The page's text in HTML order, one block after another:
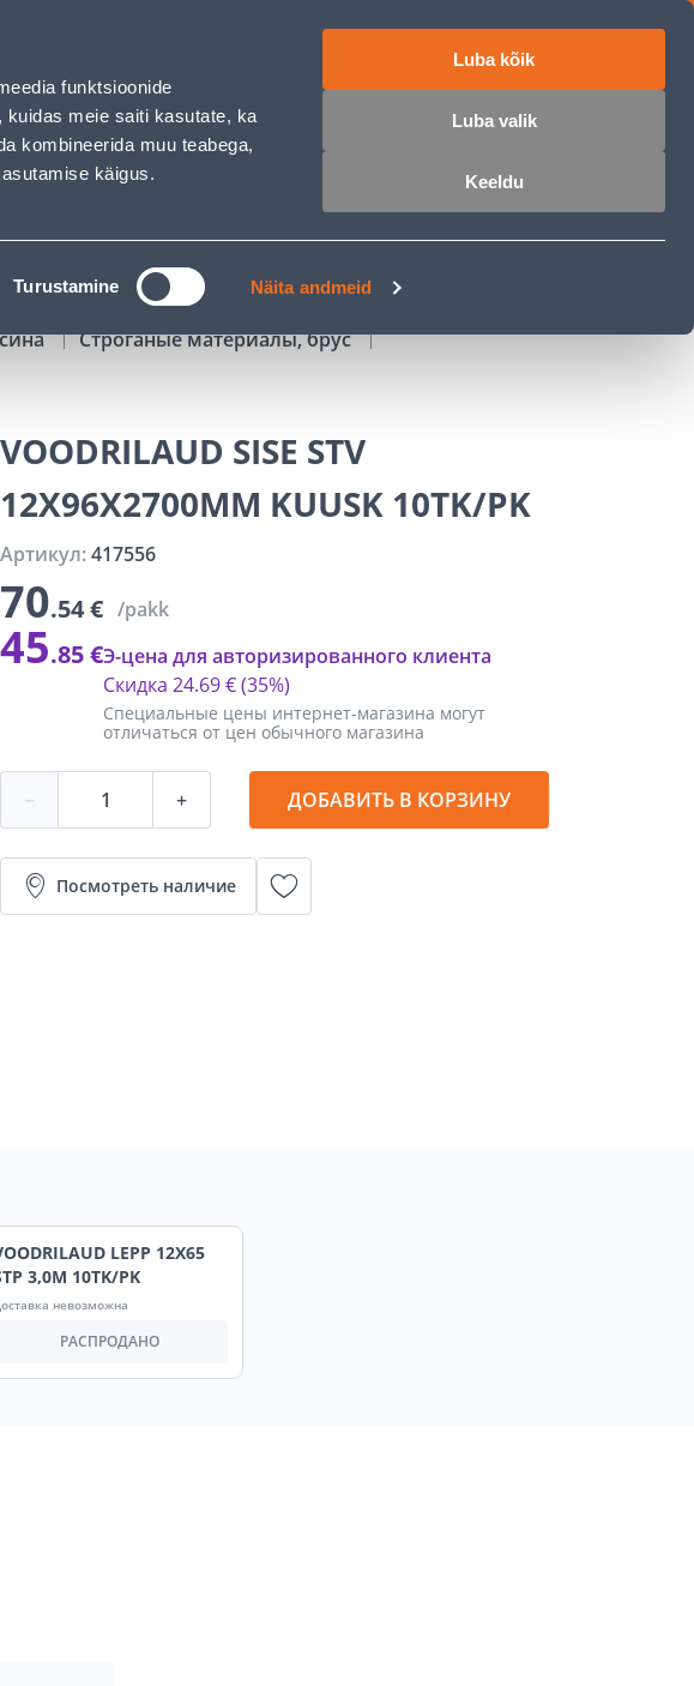
funktsioonide
meie saiti kasutate, ka
kombineerida muu teabega,
käigus.
Turustamine Näita andmeid
Luba kõik
Luba valik
Keeldu
Предложения о работе
РАССРОЧКА
Строганые материалы, брус
VOODRILAUD SISE STV
12X96X2700MM KUUSK 10TK/PK
Артикул:417556
70.54 € /pakk
45.85 €
Специальные цены интернет-магазина могут
отличаться от цен обычного магазина
Скидка 24.69 €(35%)
Э-цена для авторизированного клиента
− + ДОБАВИТЬ В КОРЗИНУ
Посмотреть наличие
LEPP 12X65
3,0M 10TK/PK
невозможна
РАСПРОДАНО